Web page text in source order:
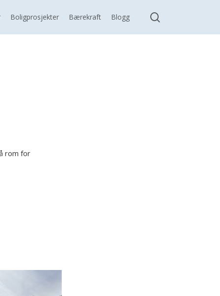
Boligprosjekter Bærekraft Blogg
rom for